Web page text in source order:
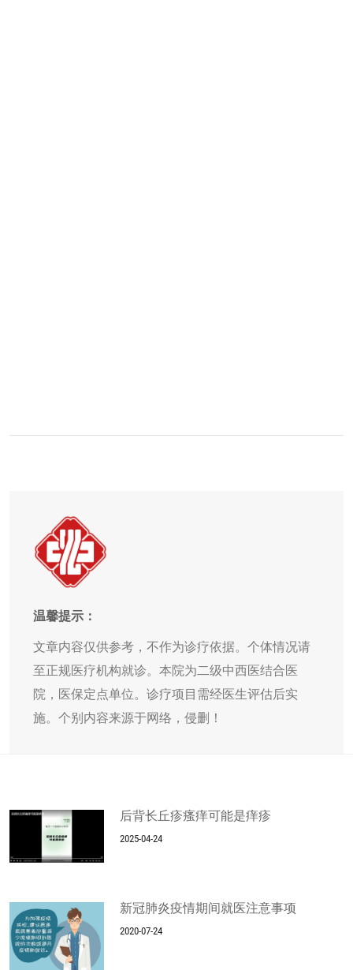
温馨提示：
文章内容仅供参考，不作为诊疗依据。个体情况请
至正规医疗机构就诊。本院为二级中西医结合医
院，医保定点单位。诊疗项目需经医生评估后实
施。个别内容来源于网络，侵删！
后背长丘疹瘙痒可能是痒疹
2025-04-24
新冠肺炎疫情期间就医注意事项
2020-07-24